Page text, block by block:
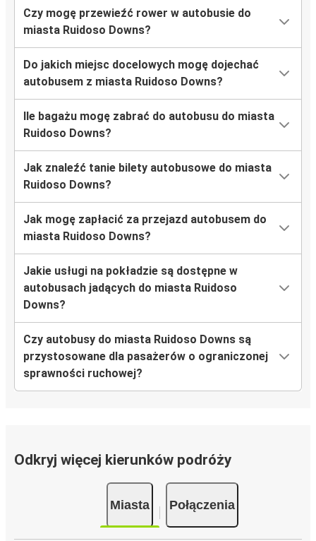
Czy mogę przewieźć rower w autobusie do
miasta Ruidoso Downs?
Do jakich miejsc docelowych mogę dojechać
autobusem z miasta Ruidoso Downs?
Ile bagażu mogę zabrać do autobusu do miasta
Ruidoso Downs?
Jak znaleźć tanie bilety autobusowe do miasta
Ruidoso Downs?
Jak mogę zapłacić za przejazd autobusem do
miasta Ruidoso Downs?
Jakie usługi na pokładzie są dostępne w
autobusach jadących do miasta Ruidoso
Downs?
Czy autobusy do miasta Ruidoso Downs są
przystosowane dla pasażerów o ograniczonej
sprawności ruchowej?
Odkryj więcej kierunków podróży
Miasta Połączenia